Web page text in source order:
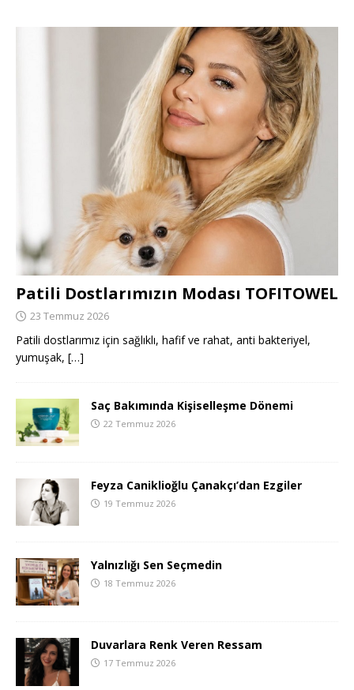
Patili Dostlarımızın Modası TOFITOWEL
23 Temmuz 2026
Patili dostlarımız için sağlıklı, hafif ve rahat, anti bakteriyel,
yumuşak, […]
Saç Bakımında Kişiselleşme Dönemi
22 Temmuz 2026
Feyza Caniklioğlu Çanakçı’dan Ezgiler
19 Temmuz 2026
Yalnızlığı Sen Seçmedin
18 Temmuz 2026
Duvarlara Renk Veren Ressam
17 Temmuz 2026